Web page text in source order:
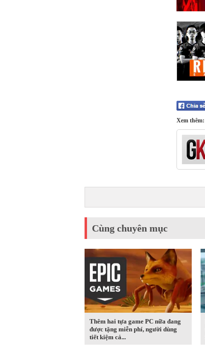
Xem thêm:
Cùng chuyên mục
Thêm hai tựa game PC nữa đang
được tặng miễn phí, người dùng
tiết kiệm cả...